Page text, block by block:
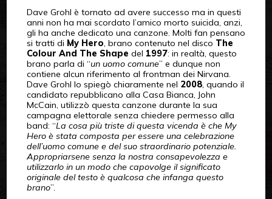
Dave Grohl è tornato ad avere successo ma in questi
anni non ha mai scordato l’amico morto suicida, anzi,
gli ha anche dedicato una canzone. Molti fan pensano
si tratti di My Hero, brano contenuto nel disco The
Colour And The Shape del 1997: in realtà, questo
brano parla di “un uomo comune” e dunque non
contiene alcun riferimento al frontman dei Nirvana.
Dave Grohl lo spiegò chiaramente nel 2008, quando il
candidato repubblicano alla Casa Bianca, John
McCain, utilizzò questa canzone durante la sua
campagna elettorale senza chiedere permesso alla
band: “La cosa più triste di questa vicenda è che My
Hero è stata composta per essere una celebrazione
dell’uomo comune e del suo straordinario potenziale.
Appropriarsene senza la nostra consapevolezza e
utilizzarlo in un modo che capovolge il significato
originale del testo è qualcosa che infanga questo
brano”.